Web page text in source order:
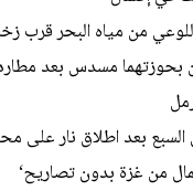
للوعي من مياه البحر قرب
مسدس بعد
بعد اطلاق نار على
من غزة بدون تصاريح‘